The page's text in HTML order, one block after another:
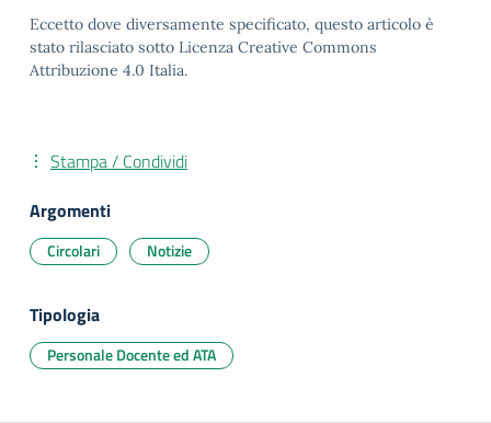
Eccetto dove diversamente specificato, questo articolo è
stato rilasciato sotto Licenza Creative Commons
Attribuzione 4.0 Italia.
Stampa / Condividi
Argomenti
Circolari Notizie
Tipologia
Personale Docente ed ATA